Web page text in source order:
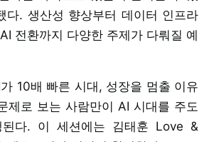
다. 생산성 향상부터 데이터 인프라
전환까지 다양한 주제가 다뤄질 예
10배 빠른 시대, 성장을 멈출 이유
제로 보는 사람만이 AI 시대를 주도
된다. 이 세션에는 김태훈 Love &